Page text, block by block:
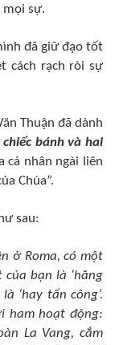
mọi sự.
đã giữ đạo tốt
cách rạch ròi sự
Thuận đã dành
chiếc bánh và hai
cá nhân ngài liên
Chúa”.
sau:
ở Roma, có một
bạn là ‘hăng
‘hay tấn công’.
ham hoạt động:
La Vang, cắm